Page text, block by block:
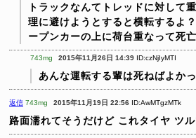
トラックなんてトレッドに対して
理に避けようとすると横転するよ？
ープンカーの上に荷台重なって死
743mg 2015年11月26日 14:39 ID:czNjIyMTI
あんな運転する輩は死ねばよか
返信 743mg 2015年11月19日 22:56 ID:AwMTgzMTk
路面濡れてそうだけど これタイヤ ツ